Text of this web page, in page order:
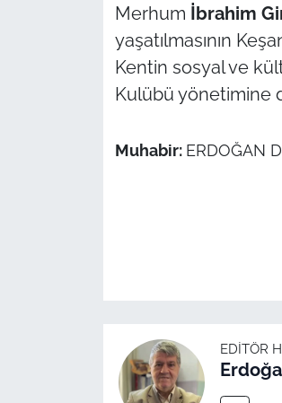
Merhum İbrahim
yaşatılmasının
Kentin sosyal ve
Kulübü yönetimine
Muhabir: ERDOĞAN
EDITÖR